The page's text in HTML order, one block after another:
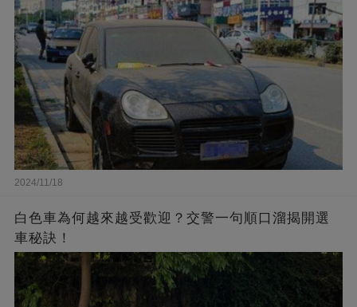
2024/11/18
白色車為何越來越受歡迎？交警一句順口溜揭開選
車秘訣！